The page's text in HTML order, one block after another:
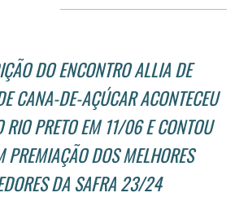
no no
DO ENCONTRO ALLIA DE
CANA-DE-AÇÚCAR ACONTECEU
RIO PRETO EM 11/06 E CONTOU
PREMIAÇÃO DOS MELHORES
DA SAFRA 23/24